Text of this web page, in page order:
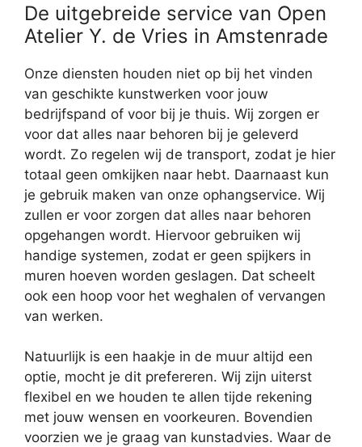
De uitgebreide service van Open
Atelier Y. de Vries in Amstenrade
Onze diensten houden niet op bij het vinden
van geschikte kunstwerken voor jouw
bedrijfspand of voor bij je thuis. Wij zorgen er
voor dat alles naar behoren bij je geleverd
wordt. Zo regelen wij de transport, zodat je hier
totaal geen omkijken naar hebt. Daarnaast kun
je gebruik maken van onze ophangservice. Wij
zullen er voor zorgen dat alles naar behoren
opgehangen wordt. Hiervoor gebruiken wij
handige systemen, zodat er geen spijkers in
muren hoeven worden geslagen. Dat scheelt
ook een hoop voor het weghalen of vervangen
van werken.
Natuurlijk is een haakje in de muur altijd een
optie, mocht je dit prefereren. Wij zijn uiterst
flexibel en we houden te allen tijde rekening
met jouw wensen en voorkeuren. Bovendien
voorzien we je graag van kunstadvies. Waar de